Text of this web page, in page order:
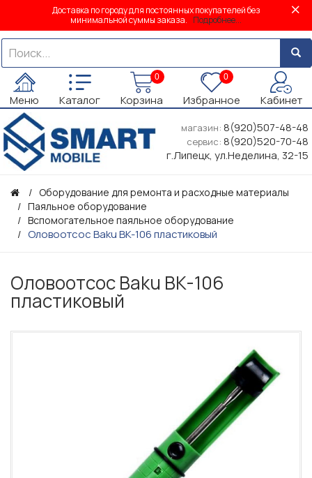
Доставка по городу для постоянных покупателей без
минимальной суммы заказа. Подробнее...
Меню Каталог
0
Корзина
0
Избранное Кабинет
магазин: 8(920)507-48-48
сервис: 8(920)520-70-48
г.Липецк, ул.Неделина, 32-15
Оборудование для ремонта и расходные материалы
Паяльное оборудование
Вспомогательное паяльное оборудование
Оловоотсос Baku BK-106 пластиковый
Оловоотсос Baku BK-106
пластиковый